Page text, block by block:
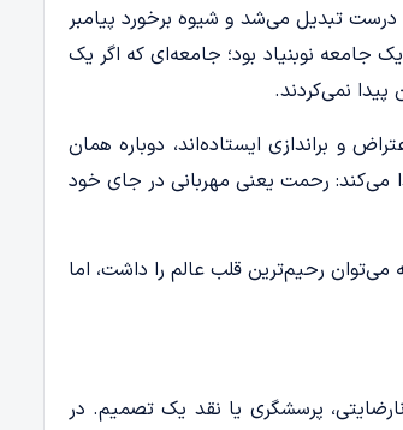
تبدیل می‌شد و شیوه برخورد پیامبر
جامعه نوبنیاد بود؛ جامعه‌ای که اگر یک
نمی‌کردند.
و براندازی ایستاده‌اند، دوباره همان
می‌کند: رحمت یعنی مهربانی در جای خود
می‌توان رحیم‌ترین قلب عالم را داشت، اما
پرسشگری یا نقد یک تصمیم. در